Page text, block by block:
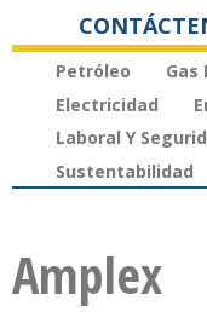
Petróleo Gas
Electricidad
Laboral Y
Sustentabilidad
Amplex